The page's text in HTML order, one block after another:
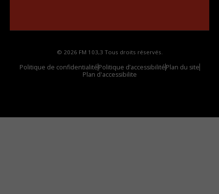
© 2026 FM 103,3 Tous droits réservés.
Politique de confidentialitéPolitique d’accessibilitéPlan du site
Plan d'accessibilite